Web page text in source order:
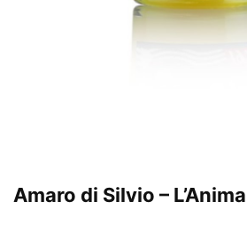
Amaro di Silvio –